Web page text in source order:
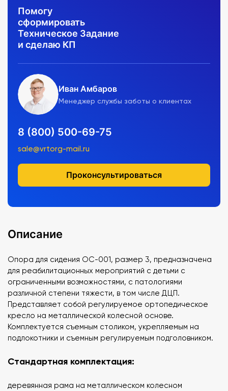
Помогу
сформировать
Техническое Задание
и сделаю КП
Иван Амбаров
Менеджер службы заботы о клиентах
8 (800) 500-69-75
sale@vrtorg-mail.ru
Проконсультироваться
Описание
Опора для сидения ОС-001, размер 3, предназначена
для реабилитационных мероприятий с детьми с
ограниченными возможностями, с патологиями
различной степени тяжести, в том числе ДЦП.
Представляет собой регулируемое ортопедическое
кресло на металлической колесной основе.
Комплектуется съемным столиком, укрепляемым на
подлокотники и съемным регулируемым подголовником.
Стандартная комплектация:
деревянная рама на металлическом колесном